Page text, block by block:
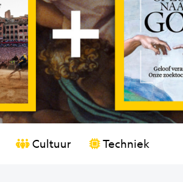
Cultuur Techniek